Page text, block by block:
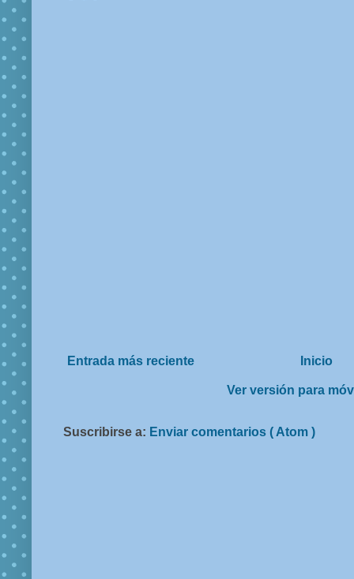
Entrada más reciente Inicio
Ver versión para
Suscribirse a: Enviar comentarios ( Atom )